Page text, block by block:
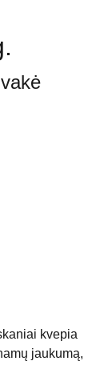
kvepia
jaukumą,